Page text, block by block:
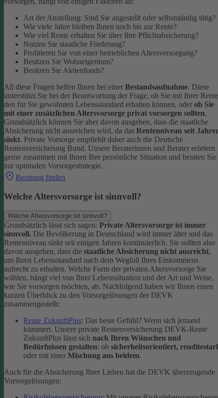
Art der Anstellung: Sind Sie angestellt oder selbstständig tätig?
Wie viele Jahre bleiben Ihnen noch bis zur Rente?
Wie viel Rente erhalten Sie über Ihre Pflichtabsicherung?
Nutzen Sie staatliche Förderung?
Profitieren Sie von einer betrieblichen Altersversorgung?
Besitzen Sie Wohneigentum?
Besitzen Sie Aktienfonds?
All diese Fragen helfen Ihnen bei einer Bestandsaufnahme. Diese
unterstützt Sie bei der Beantwortung der Frage, ob Sie mit Ihrer Rente
den für Sie gewohnten Lebensstandard erhalten können, oder ob Sie
mit einer zusätzlichen Altersvorsorge privat vorsorgen sollten.
Grundsätzlich können Sie aber davon ausgehen, dass die staatliche
Absicherung nicht ausreichen wird, da das Rentenniveau seit
sinkt. Private Vorsorge empfiehlt daher auch die Deutsche
Rentenversicherung Bund. Unsere Beraterinnen und Berater erörtern
gerne zusammen mit Ihnen Ihre persönliche Situation und beraten Sie
zur optimalen Vorsorgestrategie.
Beratung finden
Welche Altersvorsorge ist sinnvoll?
Welche Altersvorsorge ist sinnvoll?
Grundsätzlich lässt sich sagen: Private Altersvorsorge ist immer
sinnvoll. Die Bevölkerung in Deutschland wird immer älter und das
Rentenniveau sinkt seit einigen Jahren kontinuierlich. Sie sollten also
davon ausgehen, dass die staatliche Absicherung nicht ausreicht,
um Ihren Lebensstandard nach dem Wegfall Ihres Einkommens
aufrecht zu erhalten. Welche Form der privaten Altersvorsorge Sie
wählen, hängt viel von Ihrer Lebenssituation und der Art und Weise,
wie Sie vorsorgen möchten, ab. Nachfolgend haben wir Ihnen einen
kurzen Überblick zu den Vorsorgelösungen der DEVK
zusammengestellt:
Rente ZukunftPlus: Das beste Gefühl? Wenn sich jemand
kümmert. Unsere private Rentenversicherung DEVK-Rente
ZukunftPlus lässt sich nach Ihren Wünschen und
Bedürfnissen gestalten: ob sicherheitsorientiert,
oder mit einer Mischung aus beidem.
Auch für die Absicherung Ihrer Lieben hat die DEVK überzeugende
Vorsorgelösungen: